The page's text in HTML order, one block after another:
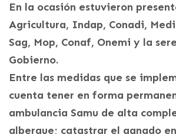
En la ocasión estuvieron
Agricultura, Indap, Conadi,
Sag, Mop, Conaf, Onemi y la
Gobierno.
Entre las medidas que se
cuenta tener en forma
ambulancia Samu de alta
albergue; catastrar el ganado